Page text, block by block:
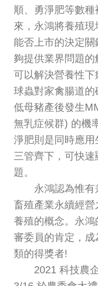
順、勇淨肥等數
來，永鴻將養殖
能否上市的決定
夠提供業界問題
可以解決營養性
球蟲對家禽腸道
低母豬產後發生
無乳症候群) 的機
淨肥則是同時應用
三管齊下，可快
題。
永鴻認為惟有
畜殖產業永續經
養殖的概念。永
審委員的肯定，
類的得獎者!
2021 科技農企